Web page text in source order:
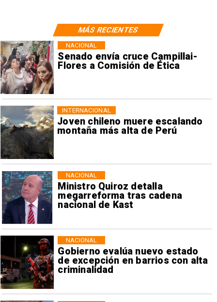
Senado envía cruce Campillai-
Flores a Comisión de Ética
NACIONAL
Joven chileno muere escalando
montaña más alta de Perú
INTERNACIONAL
Ministro Quiroz detalla
megarreforma tras cadena
nacional de Kast
NACIONAL
Gobierno evalúa nuevo estado
de excepción en barrios con alta
criminalidad
NACIONAL
MÁS RECIENTES